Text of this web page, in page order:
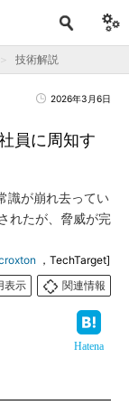
技術解説
2026年3月6日
員に周知す
識が崩れ去ってい
れたが、脅威が完
，TechTarget]
表示
関連情報
Hatena